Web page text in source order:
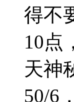
得不
10点
天神
50/6